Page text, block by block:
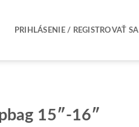
PRIHLÁSENIE / REGISTROVAŤ SA
15″-16″